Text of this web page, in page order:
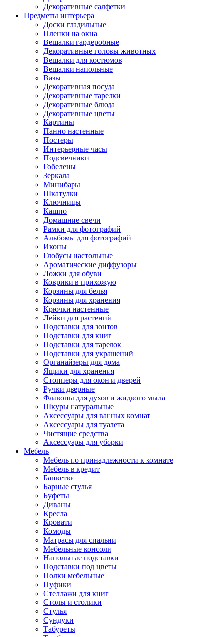
Декоративные салфетки
Предметы интерьера
Доски гладильные
Пленки на окна
Вешалки гардеробные
Декоративные головы животных
Вешалки для костюмов
Вешалки напольные
Вазы
Декоративная посуда
Декоративные тарелки
Декоративные блюда
Декоративные цветы
Картины
Панно настенные
Постеры
Интерьерные часы
Подсвечники
Гобелены
Зеркала
Минибары
Шкатулки
Ключницы
Кашпо
Домашние свечи
Рамки для фотографий
Альбомы для фотографий
Иконы
Глобусы настольные
Ароматические диффузоры
Ложки для обуви
Коврики в прихожую
Корзины для белья
Корзины для хранения
Крючки настенные
Лейки для растений
Подставки для зонтов
Подставки для книг
Подставки для тарелок
Подставки для украшений
Органайзеры для дома
Ящики для хранения
Стопперы для окон и дверей
Ручки дверные
Флаконы для духов и жидкого мыла
Шкуры натуральные
Аксессуары для ванных комнат
Аксессуары для туалета
Чистящие средства
Аксессуары для уборки
Мебель
Мебель по принадлежности к комнате
Мебель в кредит
Банкетки
Барные стулья
Буфеты
Диваны
Кресла
Кровати
Комоды
Матрасы для спальни
Мебельные консоли
Напольные подставки
Подставки под цветы
Полки мебельные
Пуфики
Стеллажи для книг
Столы и столики
Стулья
Сундуки
Табуреты